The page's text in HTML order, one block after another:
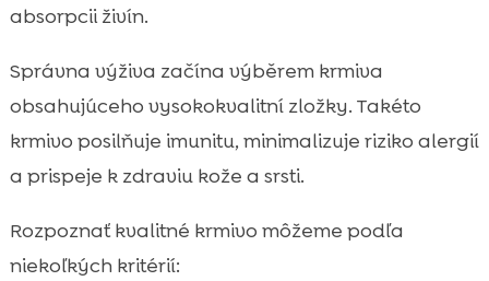
absorpcii živín.
Správna výživa začína výběrem krmiva
obsahujúceho vysokokvalitní zložky. Takéto
krmivo posilňuje imunitu, minimalizuje riziko alergií
a prispeje k zdraviu kože a srsti.
Rozpoznať kvalitné krmivo môžeme podľa
niekoľkých kritérií: